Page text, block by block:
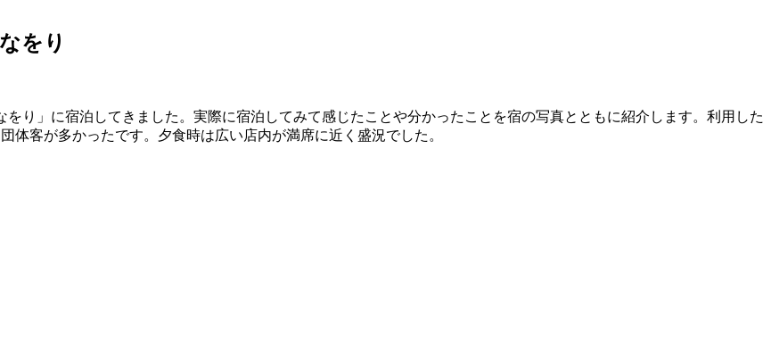
をり
り」に宿泊してきました。実際に宿泊してみて感じたことや分かったことを宿の写真とともに紹介します。利用した
客が多かったです。夕食時は広い店内が満席に近く盛況でした。